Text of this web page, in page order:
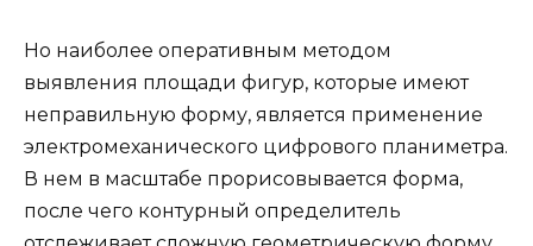
Но наиболее оперативным методом
выявления площади фигур, которые имеют
неправильную форму, является применение
электромеханического цифрового планиметра.
В нем в масштабе прорисовывается форма,
после чего контурный определитель